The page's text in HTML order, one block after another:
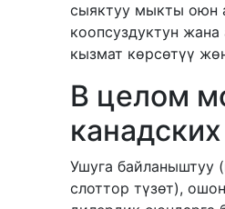
сыяктуу мыкты оюн
коопсуздуктун
кызмат көрсөтүү
В целом
Ушуга байланыштуу
слоттор түзөт),